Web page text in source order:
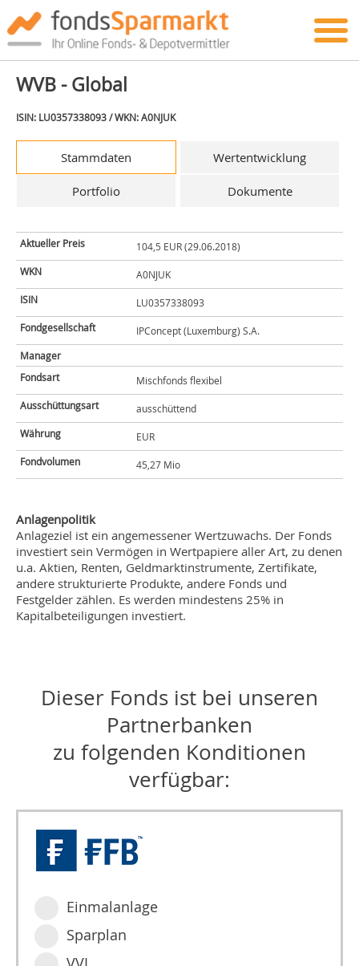
WVB - Global
ISIN: LU0357338093 / WKN: A0NJUK
Stammdaten Wertentwicklung
Portfolio Dokumente
Aktueller Preis
104,5 EUR (29.06.2018)
WKN
A0NJUK
ISIN
LU0357338093
Fondgesellschaft
IPConcept (Luxemburg) S.A.
Manager
Fondsart
Mischfonds flexibel
Ausschüttungsart
ausschüttend
Währung
EUR
Fondvolumen
45,27 Mio
Anlagenpolitik
Anlageziel ist ein angemessener Wertzuwachs. Der Fonds
investiert sein Vermögen in Wertpapiere aller Art, zu denen
u.a. Aktien, Renten, Geldmarktinstrumente, Zertifikate,
andere strukturierte Produkte, andere Fonds und
Festgelder zählen. Es werden mindestens 25% in
Kapitalbeteiligungen investiert.
Dieser Fonds ist bei unseren
Partnerbanken
zu folgenden Konditionen
verfügbar:
Einmalanlage
Sparplan